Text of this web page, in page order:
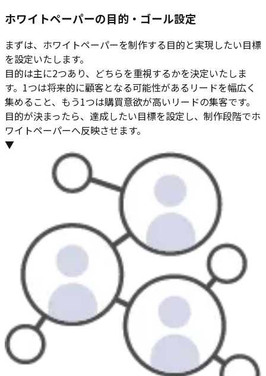
ホワイトペーパーの目的・ゴール設定
まずは、ホワイトペーパーを制作する目的と実現したい目標
を設定いたします。
目的は主に2つあり、どちらを重視するかを決定いたしま
す。1つは将来的に顧客となる可能性があるリードを幅広く
集めること、もう1つは購買意欲が高いリードの集客です。
目的が決まったら、達成したい目標を設定し、制作段階でホ
ワイトペーパーへ反映させます。
▼